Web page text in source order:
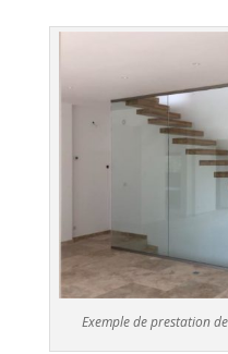
Exemple de prestation